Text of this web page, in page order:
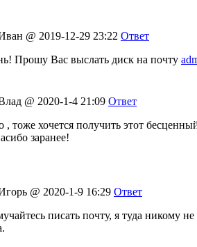
@ 2019-12-29 23:22 Ответ
Прошу Вас выслать диск на почту
@ 2020-1-4 21:09 Ответ
тоже хочется получить этот
заранее!
@ 2020-1-9 16:29 Ответ
писать почту, я туда никому